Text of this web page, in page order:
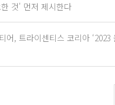
것' 먼저 제시한다
어, 트라이센티스 코리아 ‘2023